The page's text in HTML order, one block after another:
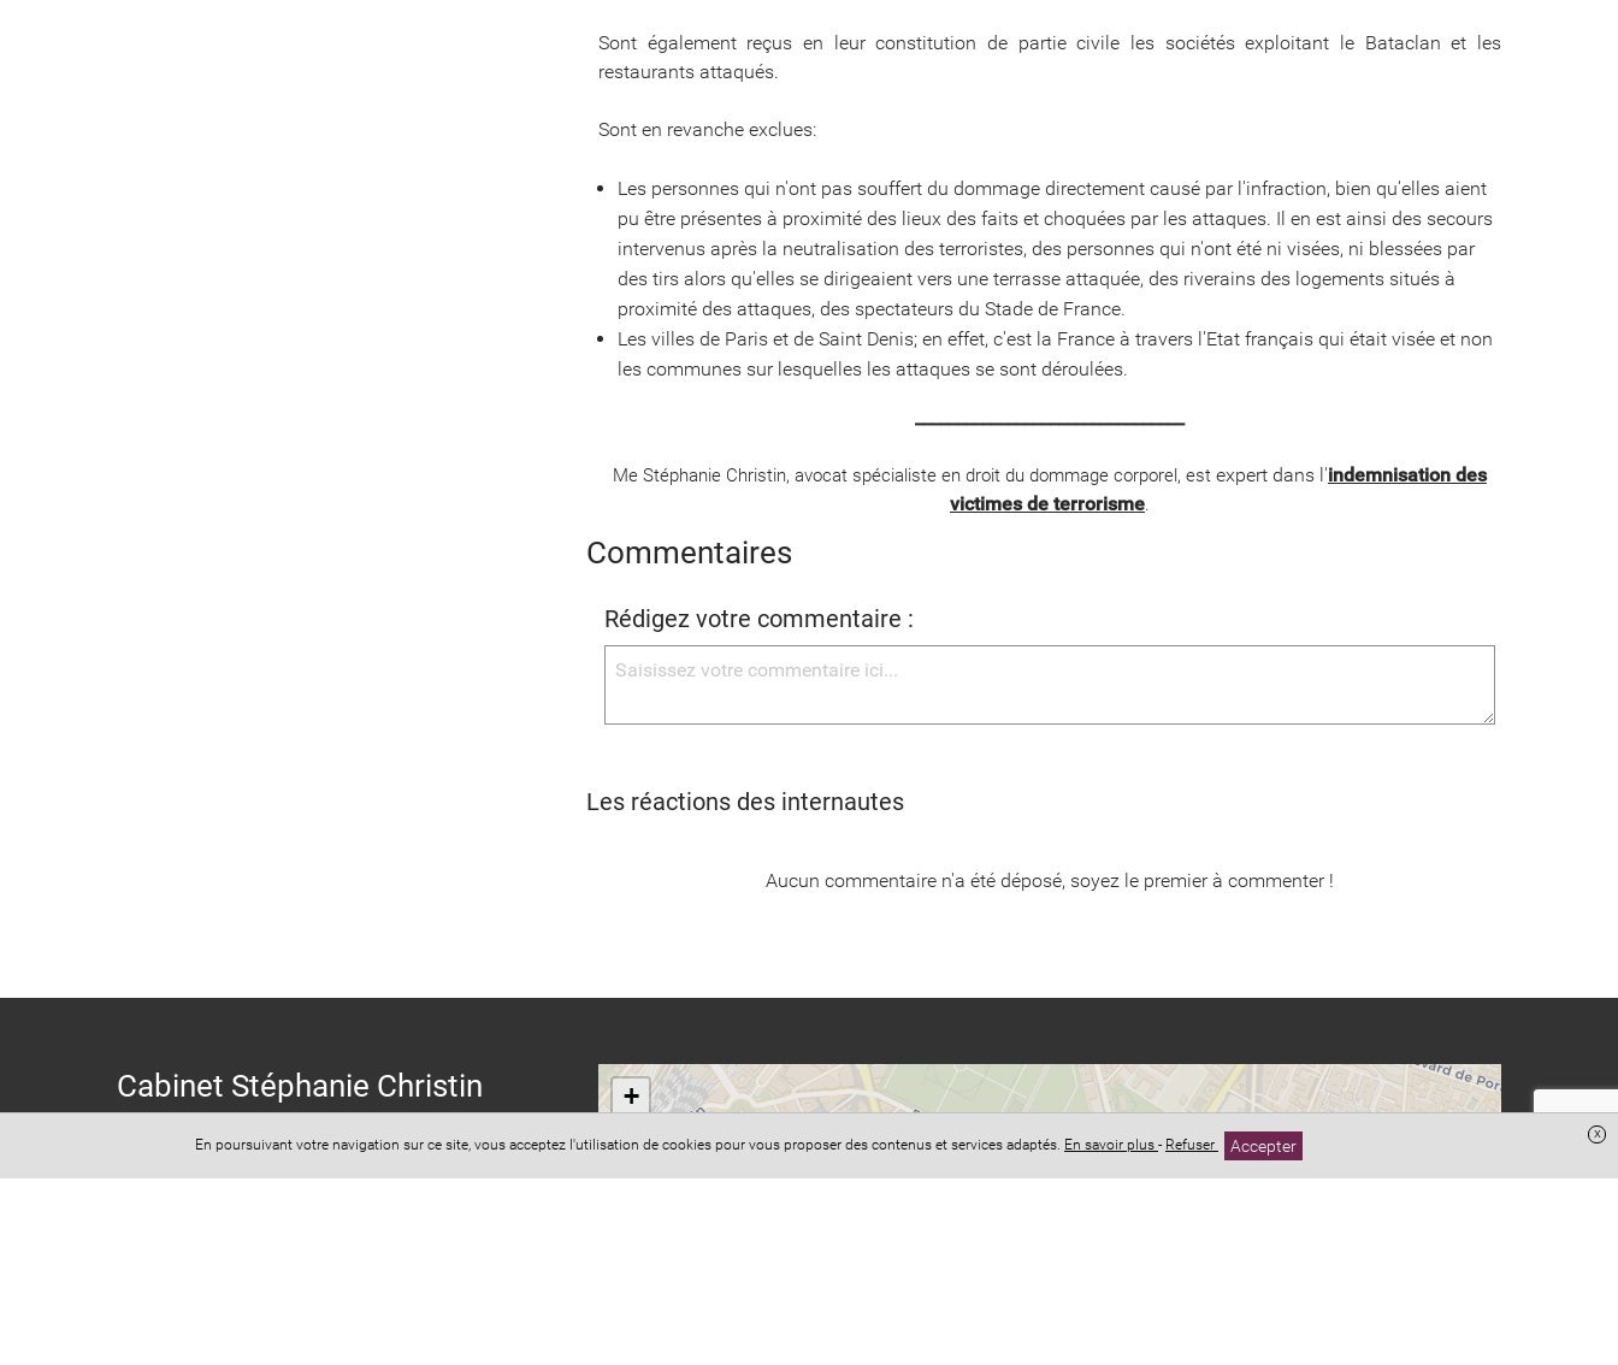
Sont également reçus en leur constitution de partie civile les sociétés exploitant le Bataclan et les
restaurants attaqués.
Sont en revanche exclues:
Les personnes qui n'ont pas souffert du dommage directement causé par l'infraction, bien qu'elles aient
pu être présentes à proximité des lieux des faits et choquées par les attaques. Il en est ainsi des secours
intervenus après la neutralisation des terroristes, des personnes qui n'ont été ni visées, ni blessées par
des tirs alors qu'elles se dirigeaient vers une terrasse attaquée, des riverains des logements situés à
proximité des attaques, des spectateurs du Stade de France.
Les villes de Paris et de Saint Denis; en effet, c'est la France à travers l'Etat français qui était visée et non
les communes sur lesquelles les attaques se sont déroulées.
________________________________
Me Stéphanie Christin, avocat spécialiste en droit du dommage corporel, est expert dans l'indemnisation des
victimes de terrorisme.
Commentaires
Rédigez votre commentaire :
Les réactions des internautes
Aucun commentaire n'a été déposé, soyez le premier à commenter !
Cabinet Stéphanie Christin
9 Rue Ernest Cresson
75014 Paris
+
En poursuivant votre navigation sur ce site, vous acceptez l'utilisation de cookies pour vous proposer des contenus et services adaptés. En savoir plus - Refuser Accepter
x